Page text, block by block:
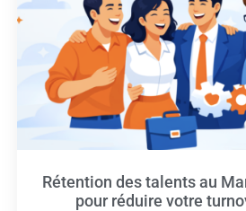
Rétention des talents au
pour réduire votre